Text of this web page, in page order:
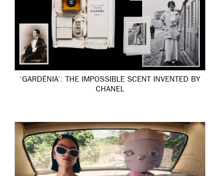
‘GARDÉNIA’: THE IMPOSSIBLE SCENT INVENTED BY
CHANEL